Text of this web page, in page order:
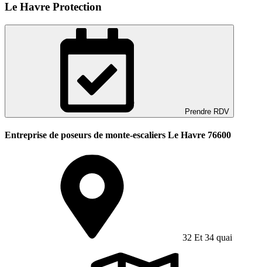
Le Havre Protection
Prendre RDV
Entreprise de poseurs de monte-escaliers Le Havre 76600
32 Et 34 quai